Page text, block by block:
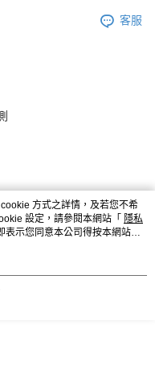
客服
方式之詳情，及若您不希
設定，請參閱本網站「 隱私
表示您同意本公司得按本網站使